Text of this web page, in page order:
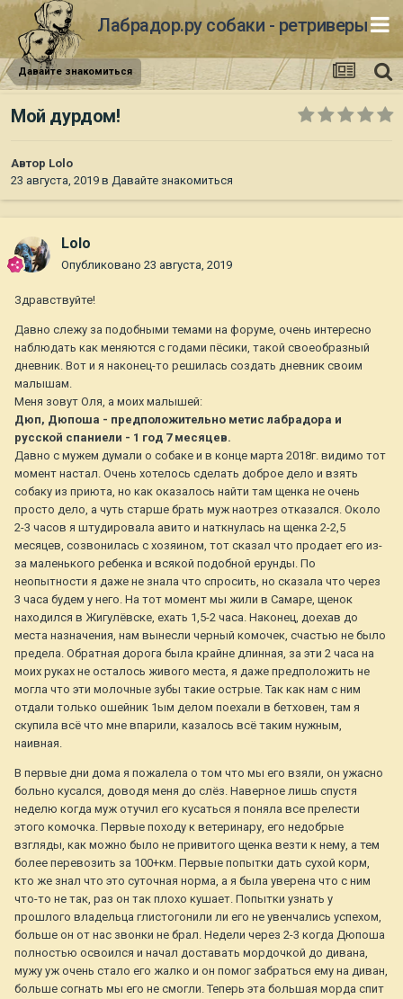
Лабрадор.ру собаки - ретриверы
Давайте знакомиться
Мой дурдом!
Автор Lolo
23 августа, 2019 в Давайте знакомиться
Lolo
Опубликовано 23 августа, 2019
Здравствуйте!
Давно слежу за подобными темами на форуме, очень интересно
наблюдать как меняются с годами пёсики, такой своеобразный
дневник. Вот и я наконец-то решилась создать дневник своим
малышам.
Меня зовут Оля, а моих малышей:
Дюп, Дюпоша - предположительно метис лабрадора и
русской спаниели - 1 год 7 месяцев.
Давно с мужем думали о собаке и в конце марта 2018г. видимо тот
момент настал. Очень хотелось сделать доброе дело и взять
собаку из приюта, но как оказалось найти там щенка не очень
просто дело, а чуть старше брать муж наотрез отказался. Около
2-3 часов я штудировала авито и наткнулась на щенка 2-2,5
месяцев, созвонилась с хозяином, тот сказал что продает его из-
за маленького ребенка и всякой подобной ерунды. По
неопытности я даже не знала что спросить, но сказала что через
3 часа будем у него. На тот момент мы жили в Самаре, щенок
находился в Жигулёвске, ехать 1,5-2 часа. Наконец, доехав до
места назначения, нам вынесли черный комочек, счастью не было
предела. Обратная дорога была крайне длинная, за эти 2 часа на
моих руках не осталось живого места, я даже предположить не
могла что эти молочные зубы такие острые. Так как нам с ним
отдали только ошейник 1ым делом поехали в бетховен, там я
скупила всё что мне впарили, казалось всё таким нужным,
наивная.
В первые дни дома я пожалела о том что мы его взяли, он ужасно
больно кусался, доводя меня до слёз. Наверное лишь спустя
неделю когда муж отучил его кусаться я поняла все прелести
этого комочка. Первые походу к ветеринару, его недобрые
взгляды, как можно было не привитого щенка везти к нему, а тем
более перевозить за 100+км. Первые попытки дать сухой корм,
кто же знал что это суточная норма, а я была уверена что с ним
что-то не так, раз он так плохо кушает. Попытки узнать у
прошлого владельца глистогонили ли его не увенчались успехом,
больше он от нас звонки не брал. Недели через 2-3 когда Дюпоша
полностью освоился и начал доставать мордочкой до дивана,
мужу уж очень стало его жалко и он помог забраться ему на диван,
больше согнать мы его не смогли. Теперь эта большая морда спит